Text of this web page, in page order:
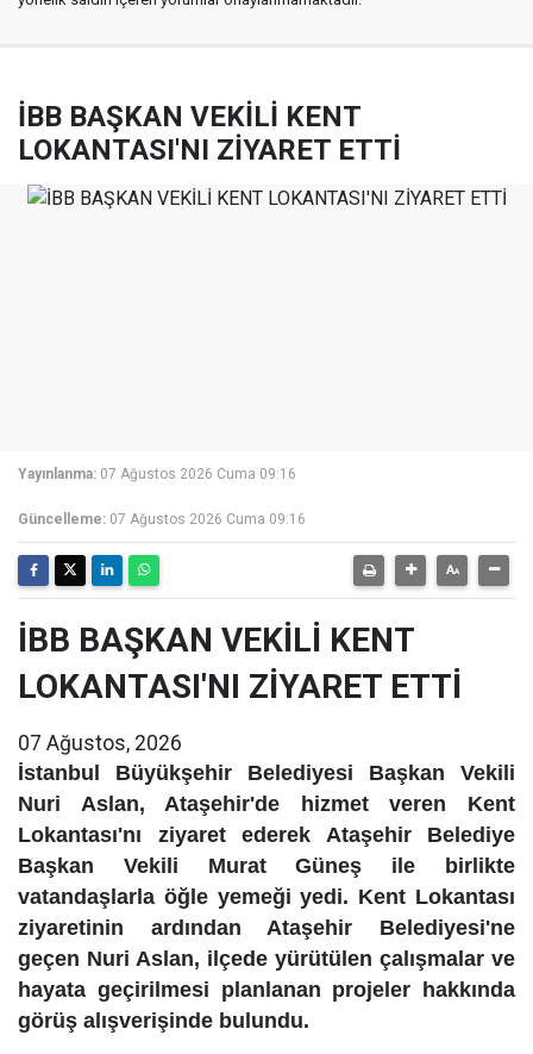
İBB BAŞKAN VEKİLİ KENT
LOKANTASI'NI ZİYARET ETTİ
Yayınlanma: 07 Ağustos 2026 Cuma 09:16
Güncelleme: 07 Ağustos 2026 Cuma 09:16
İBB BAŞKAN VEKİLİ KENT
LOKANTASI'NI ZİYARET ETTİ
07 Ağustos, 2026
İstanbul Büyükşehir Belediyesi Başkan Vekili
Nuri Aslan, Ataşehir'de hizmet veren Kent
Lokantası'nı ziyaret ederek Ataşehir Belediye
Başkan Vekili Murat Güneş ile birlikte
vatandaşlarla öğle yemeği yedi. Kent Lokantası
ziyaretinin ardından Ataşehir Belediyesi'ne
geçen Nuri Aslan, ilçede yürütülen çalışmalar ve
hayata geçirilmesi planlanan projeler hakkında
görüş alışverişinde bulundu.